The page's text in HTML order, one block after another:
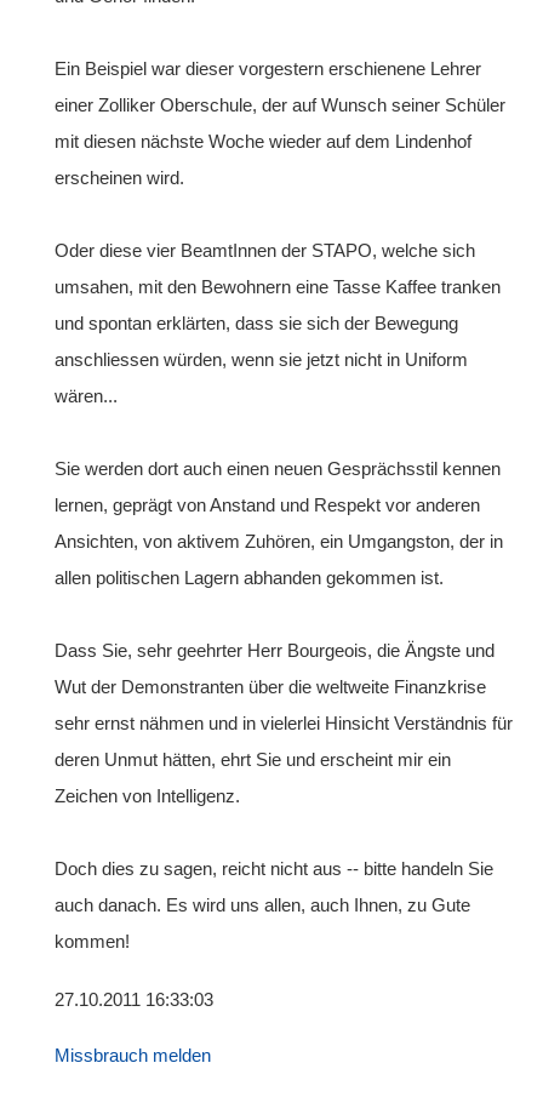
Ein Beispiel war dieser vorgestern erschienene Lehrer
einer Zolliker Oberschule, der auf Wunsch seiner Schüler
mit diesen nächste Woche wieder auf dem Lindenhof
erscheinen wird.
Oder diese vier BeamtInnen der STAPO, welche sich
umsahen, mit den Bewohnern eine Tasse Kaffee tranken
und spontan erklärten, dass sie sich der Bewegung
anschliessen würden, wenn sie jetzt nicht in Uniform
wären...
Sie werden dort auch einen neuen Gesprächsstil kennen
lernen, geprägt von Anstand und Respekt vor anderen
Ansichten, von aktivem Zuhören, ein Umgangston, der in
allen politischen Lagern abhanden gekommen ist.
Dass Sie, sehr geehrter Herr Bourgeois, die Ängste und
Wut der Demonstranten über die weltweite Finanzkrise
sehr ernst nähmen und in vielerlei Hinsicht Verständnis für
deren Unmut hätten, ehrt Sie und erscheint mir ein
Zeichen von Intelligenz.
Doch dies zu sagen, reicht nicht aus -- bitte handeln Sie
auch danach. Es wird uns allen, auch Ihnen, zu Gute
kommen!
27.10.2011 16:33:03
Missbrauch melden